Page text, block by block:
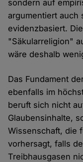
sondern auf
argumentiert auch
evidenzbasiert.
"Säkularreligion"
wäre deshalb
Das Fundament
ebenfalls im
beruft sich nicht
Glaubensinhalte,
Wissenschaft, die
vorhersagt, falls
Treibhausgasen